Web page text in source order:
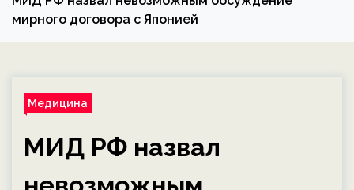
мирного договора с Японией
Медицина
МИД РФ назвал